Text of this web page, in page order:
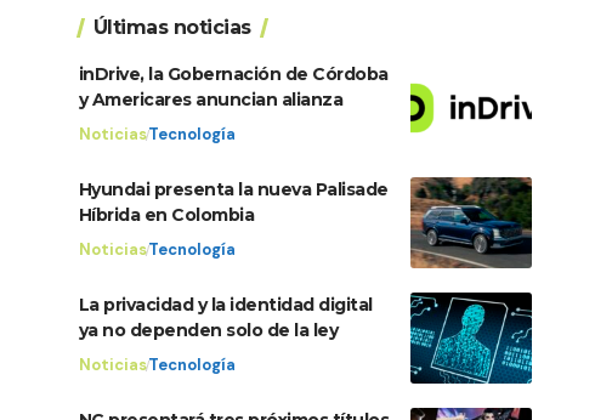
Últimas noticias
inDrive, la Gobernación de Córdoba
y Americares anuncian alianza
NoticiasTecnología
Hyundai presenta la nueva Palisade
Híbrida en Colombia
NoticiasTecnología
La privacidad y la identidad digital
ya no dependen solo de la ley
NoticiasTecnología